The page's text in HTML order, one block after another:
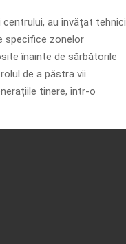
au învățat tehnici
specifice zonelor
înainte de sărbătorile
de a păstra vii
tinere, într-o